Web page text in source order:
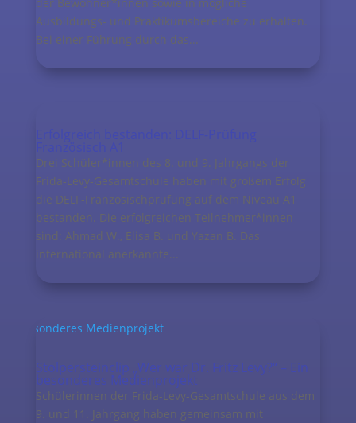
Ausbildungs- und Praktikumsbereiche zu erhalten.
Bei einer Führung durch das...
Erfolgreich bestanden: DELF-Prüfung
Französisch A1
Drei Schüler*innen des 8. und 9. Jahrgangs der
Frida-Levy-Gesamtschule haben mit großem Erfolg
die DELF-Französischprüfung auf dem Niveau A1
bestanden. Die erfolgreichen Teilnehmer*innen
sind: Ahmad W., Elisa B. und Yazan B. Das
international anerkannte...
Stolpersteinclip „Wer war Dr. Fritz Levy?“ – Ein
besonderes Medienprojekt
Schülerinnen der Frida-Levy-Gesamtschule aus dem
9. und 11. Jahrgang haben gemeinsam mit